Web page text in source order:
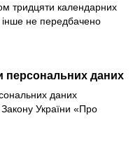
тридцяти календарних
не передбачено
персональних даних
даних
Закону України «Про